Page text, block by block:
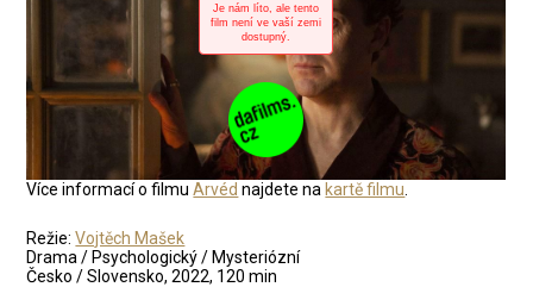
Více informací o filmuArvéd najdete na kartě filmu
Režie:Vojtěch Mašek
Drama / Psychologický / Mysteriózní
Česko / Slovensko, 2022, 120 min